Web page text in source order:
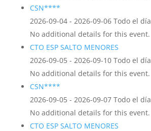
CSN****
2026-09-04 - 2026-09-06 Todo el día
No additional details for this event.
CTO ESP SALTO MENORES
2026-09-05 - 2026-09-10 Todo el día
No additional details for this event.
CSN****
2026-09-05 - 2026-09-07 Todo el día
No additional details for this event.
CTO ESP SALTO MENORES